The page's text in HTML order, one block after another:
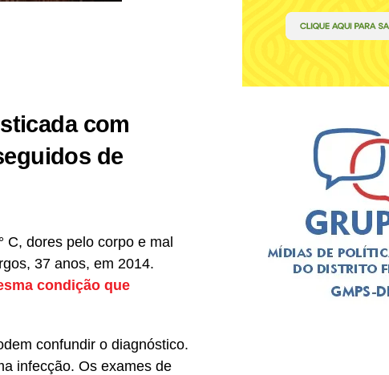
com
de
C, dores pelo corpo e mal
37 anos, em 2014.
condição que
confundir o diagnóstico.
infecção. Os exames de